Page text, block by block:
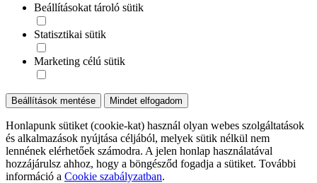
Beállításokat tároló sütik
Statisztikai sütik
Marketing célú sütik
Beállítások mentése Mindet elfogadom
Honlapunk sütiket (cookie-kat) használ olyan webes szolgáltatások
és alkalmazások nyújtása céljából, melyek sütik nélkül nem
lennének elérhetőek számodra. A jelen honlap használatával
hozzájárulsz ahhoz, hogy a böngésződ fogadja a sütiket. További
információ a Cookie szabályzatban.